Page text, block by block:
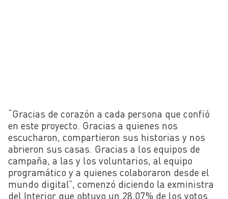
“Gracias de corazón a cada persona que confió
en este proyecto. Gracias a quienes nos
escucharon, compartieron sus historias y nos
abrieron sus casas. Gracias a los equipos de
campaña, a las y los voluntarios, al equipo
programático y a quienes colaboraron desde el
mundo digital”, comenzó diciendo la exministra
del Interior que obtuvo un 28,07% de los votos